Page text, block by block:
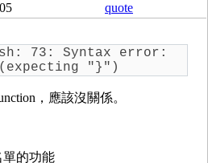
quote
73: Syntax error:
(expecting "}")
，應該沒關係。
單的功能